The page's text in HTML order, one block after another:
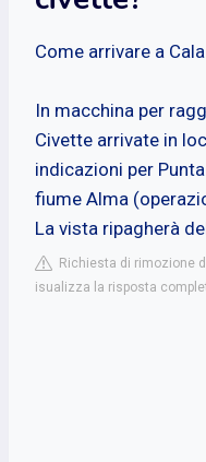
Come arrivare a
In macchina per
Civette arrivate in
indicazioni per
fiume Alma
La vista ripagherà
Richiesta di rimozione
isualizza la risposta